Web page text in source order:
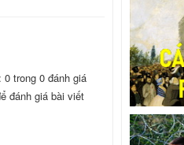
trong 0 đánh giá
đánh giá bài viết